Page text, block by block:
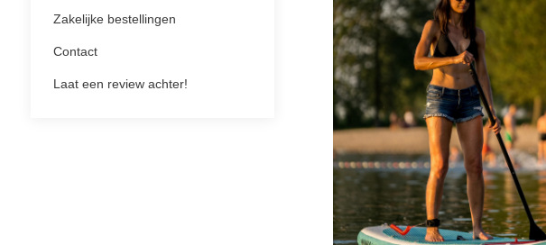
Zakelijke bestellingen
Contact
Laat een review achter!